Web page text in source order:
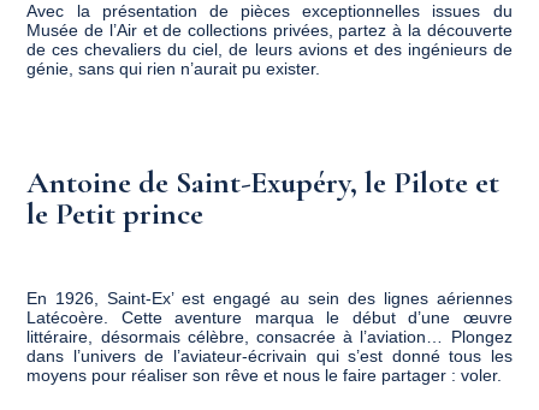
Avec la présentation de pièces exceptionnelles issues du
Musée de l’Air et de collections privées, partez à la découverte
de ces chevaliers du ciel, de leurs avions et des ingénieurs de
génie, sans qui rien n’aurait pu exister.
Antoine de Saint-Exupéry, le Pilote et
le Petit prince
En 1926, Saint-Ex’ est engagé au sein des lignes aériennes
Latécoère. Cette aventure marqua le début d’une œuvre
littéraire, désormais célèbre, consacrée à l’aviation… Plongez
dans l’univers de l’aviateur-écrivain qui s’est donné tous les
moyens pour réaliser son rêve et nous le faire partager : voler.